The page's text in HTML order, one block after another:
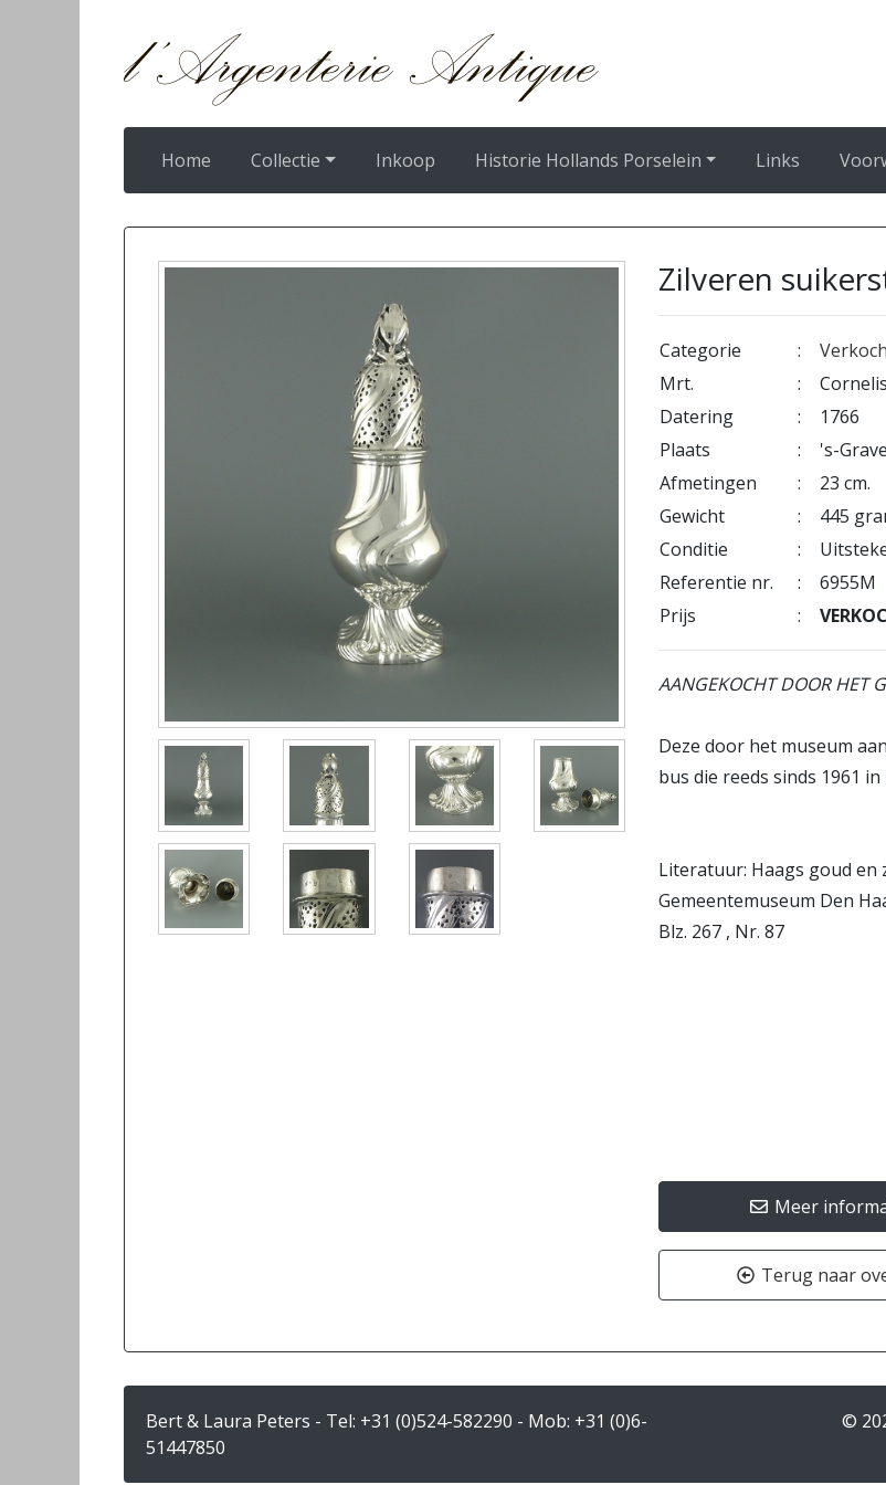
Home Collectie Inkoop Historie Hollands Porselein Links
Zilveren
Categorie :
Mrt.
:
Datering
:
1766
Plaats
:
's-
Afmetingen
:
23 cm.
Gewicht
:
445
Conditie
:
Referentie nr.
:
6955M
Prijs
:
AANGEKOCHT DOOR HET
Deze door het museum
bus die reeds sinds 1961
Literatuur: Haags goud en
Gemeentemuseum Den
Blz. 267 , Nr. 87
Meer
Terug naar
Bert & Laura Peters - Tel: +31 (0)524-582290 - Mob: +31 (0)6-
51447850
©